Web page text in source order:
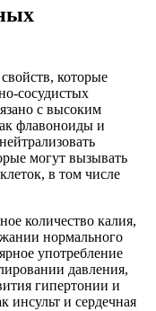
которые
сосудистых
с высоким
флавоноиды и
могут вызывать
в том числе
количество калия,
нормального
употребление
давления,
гипертонии и
инсульт и сердечная